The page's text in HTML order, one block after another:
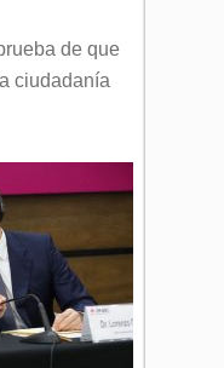
de que
ciudadanía